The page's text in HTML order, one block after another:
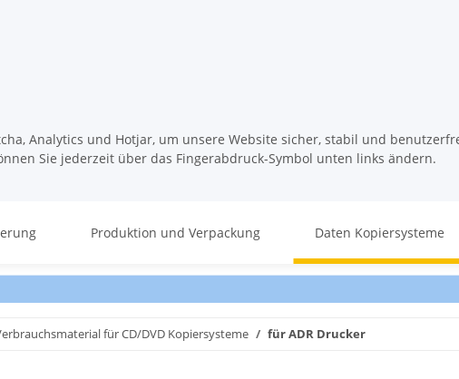
Analytics und Hotjar, um unsere Website sicher, stabil und
Sie jederzeit über das Fingerabdruck-Symbol unten links ändern.
Produktion und Verpackung Daten Kopiersysteme
für CD/DVD Kopiersysteme für ADR Drucker